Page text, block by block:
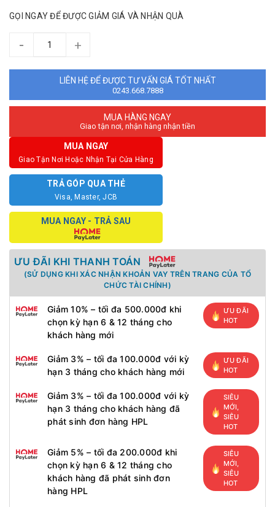
GỌI NGAY ĐỂ ĐƯỢC GIẢM GIÁ VÀ NHẬN QUÀ
- +
LIÊN HỆ ĐỂ ĐƯỢC TƯ VẤN GIÁ TỐT NHẤT
0243.668.7888
MUA HÀNG NGAY
Giao tận nơi, nhận hàng nhận tiền
MUA NGAY
Giao Tận Nơi Hoặc Nhận Tại Cửa Hàng
TRẢ GÓP QUA THẺ
Visa, Master, JCB
MUA NGAY - TRẢ SAU
ƯU ĐÃI KHI THANH TOÁN
(SỬ DỤNG KHI XÁC NHẬN KHOẢN VAY TRÊN TRANG CỦA TỔ
CHỨC TÀI CHÍNH)
Giảm 10% – tối đa 500.000đ khi
chọn kỳ hạn 6 & 12 tháng cho
khách hàng mới
ƯU ĐÃI
HOT
Giảm 3% – tối đa 100.000đ với kỳ
hạn 3 tháng cho khách hàng mới
ƯU ĐÃI
HOT
Giảm 3% – tối đa 100.000đ với kỳ
hạn 3 tháng cho khách hàng đã
phát sinh đơn hàng HPL
SIÊU
MỚI,
SIÊU
HOT
Giảm 5% – tối đa 200.000đ khi
chọn kỳ hạn 6 & 12 tháng cho
khách hàng đã phát sinh đơn
hàng HPL
SIÊU
MỚI,
SIÊU
HOT